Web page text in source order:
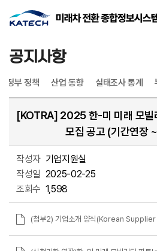
공지사항
정부 정책 산업 동향 실태조사 통계
[KOTRA] 2025 한-미 미래 모빌
모집 공고 (기간연장
작성자 기업지원실
작성일 2025-02-25
조회수 1,598